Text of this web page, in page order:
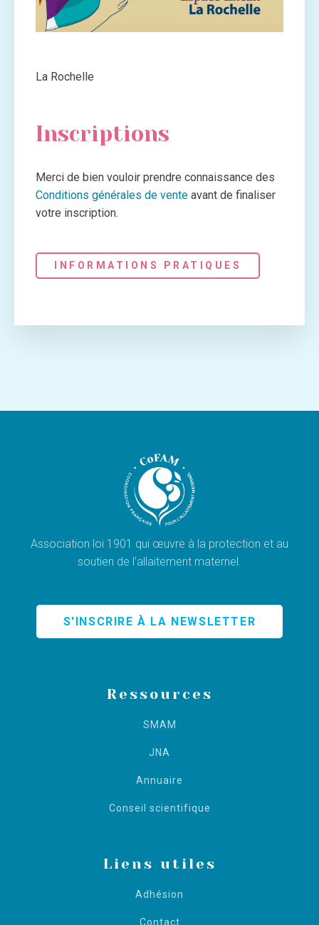
La Rochelle
Inscriptions
Merci de bien vouloir prendre connaissance des
Conditions générales de vente avant de finaliser
votre inscription.
INFORMATIONS PRATIQUES
Association loi 1901 qui œuvre à la protection et au
soutien de l’allaitement maternel.
S'INSCRIRE À LA NEWSLETTER
Ressources
SMAM
JNA
Annuaire
Conseil scientifique
Liens utiles
Adhésion
Contact